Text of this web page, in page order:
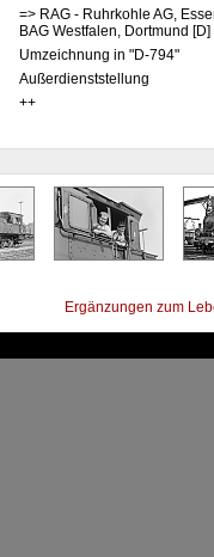
=> RAG - Ruhrkohle AG,
BAG Westfalen, Dortmund
Umzeichnung in "D-794"
Außerdienststellung
++
Ergänzungen zum